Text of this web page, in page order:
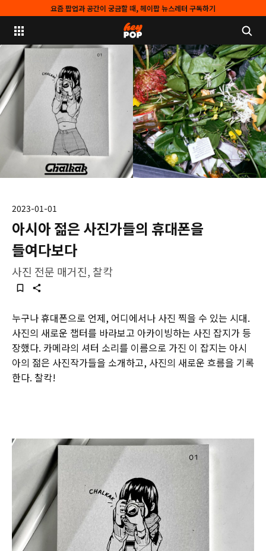
요즘 팝업과 공간이 궁금할 때, 헤이팝 뉴스레터 구독하기
2023-01-01
아시아 젊은 사진가들의 휴대폰을
들여다보다
사진 전문 매거진, 찰칵
누구나 휴대폰으로 언제, 어디에서나 사진 찍을 수 있는 시대.
사진의 새로운 챕터를 바라보고 아카이빙하는 사진 잡지가 등
장했다. 카메라의 셔터 소리를 이름으로 가진 이 잡지는 아시
아의 젊은 사진작가들을 소개하고, 사진의 새로운 흐름을 기록
한다. 찰칵!